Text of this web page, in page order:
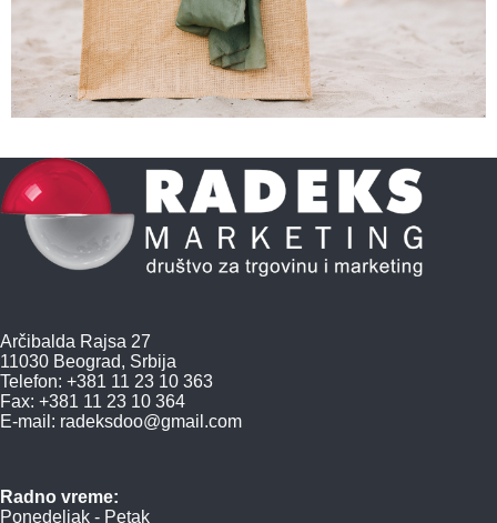
Arčibalda Rajsa 27
11030 Beograd, Srbija
Telefon: +381 11 23 10 363
Fax: +381 11 23 10 364
E-mail: radeksdoo@gmail.com
Radno vreme:
Ponedeljak - Petak